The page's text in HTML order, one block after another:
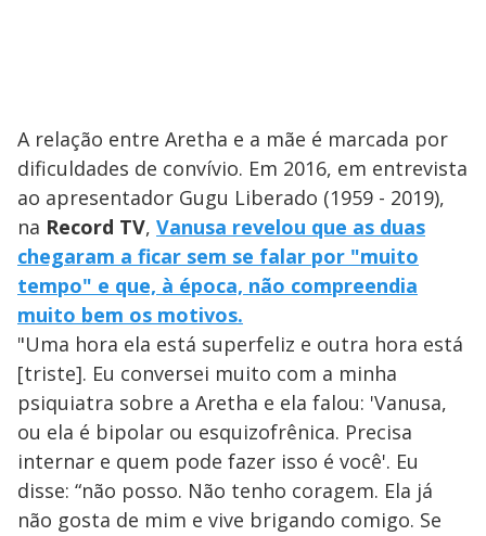
A relação entre Aretha e a mãe é marcada por
dificuldades de convívio. Em 2016, em entrevista
ao apresentador Gugu Liberado (1959 - 2019),
na Record TV, Vanusa revelou que as duas
chegaram a ficar sem se falar por "muito
tempo" e que, à época, não compreendia
muito bem os motivos.
"Uma hora ela está superfeliz e outra hora está
[triste]. Eu conversei muito com a minha
psiquiatra sobre a Aretha e ela falou: 'Vanusa,
ou ela é bipolar ou esquizofrênica. Precisa
internar e quem pode fazer isso é você'. Eu
disse: “não posso. Não tenho coragem. Ela já
não gosta de mim e vive brigando comigo. Se